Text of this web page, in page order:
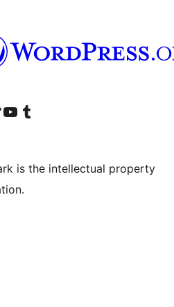
account
TikTok account
Bezoek ons YouTube kanaalBezoek ons Tumblr account
is the intellectual property